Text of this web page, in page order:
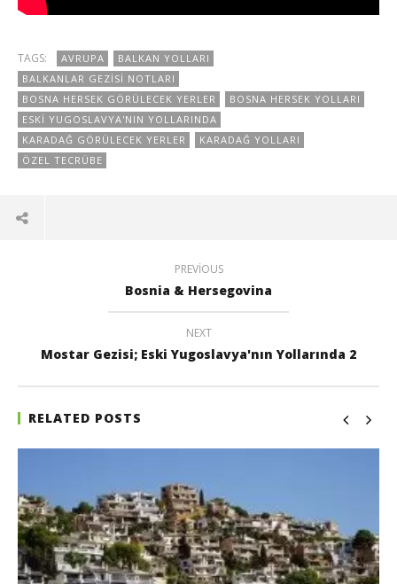
TAGS: AVRUPA
BALKAN YOLLARI
BALKANLAR GEZISI NOTLARI
BOSNA HERSEK GÖRÜLECEK YERLER
BOSNA HERSEK YOLLARI
ESKI YUGOSLAVYA'NIN YOLLARINDA
KARADAĞ GÖRÜLECEK YERLER
KARADAĞ YOLLARI
ÖZEL TECRÜBE
PREVIOUS
Bosnia & Hersegovina
NEXT
Mostar Gezisi; Eski Yugoslavya'nın Yollarında 2
RELATED POSTS